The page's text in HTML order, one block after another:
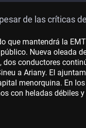
de las críticas
que mantendrá la
Nueva oleada
dos conductores
a Ariany. El
menorquina. En
con heladas débiles